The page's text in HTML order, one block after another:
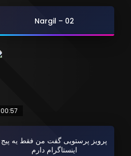
Nargil – 02
00:57
پرویز پرستویی گفت من فقط یه پیج
اینستاگرام دارم